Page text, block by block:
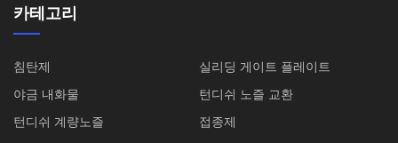
카테고리
침탄제
실리딩 게이트 플레이트
야금 내화물
턴디쉬 노즐 교환
턴디쉬 계량노즐
접종제